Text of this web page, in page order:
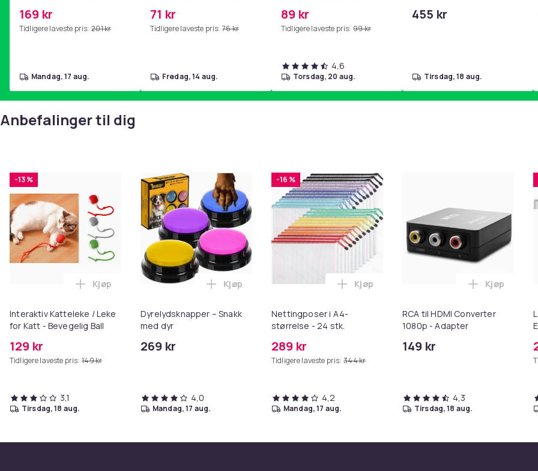
yoga og
hjemmegymnastikk Pink
169 kr
Tidligere laveste pris: 201 kr
mandag, 17 aug.
71 kr
Tidligere laveste pris: 76 kr
fredag, 14 aug.
SoundLink Black
89 kr
Tidligere laveste pris: 99 kr
4,6
torsdag, 20 aug.
455 kr
tirsdag, 18 aug.
Anbefalinger til dig
-13 %
Interaktiv Katteleke / Leke
for Katt - Bevegelig Ball
129 kr
Tidligere laveste pris: 149 kr
Legg Interaktiv Katteleke / Leke for Katt - Bevegelig Ball i handlekurven
Kjøp
3,1
tirsdag, 18 aug.
Dyrelydsknapper – Snakk
med dyr
269 kr
Legg Dyrelydsknapper – Snakk med dyr i handlekurven
Kjøp
4,0
mandag, 17 aug.
-16 %
Nettingposer i A4-
størrelse - 24 stk.
289 kr
Tidligere laveste pris: 344 kr
Legg Nettingposer i A4-størrelse - 24 stk. i
Kjøp
4,2
mandag, 17 aug.
RCA til HDMI Converter
1080p - Adapter
149 kr
Legg RCA
Kjøp
4,3
tirsdag, 18 aug.